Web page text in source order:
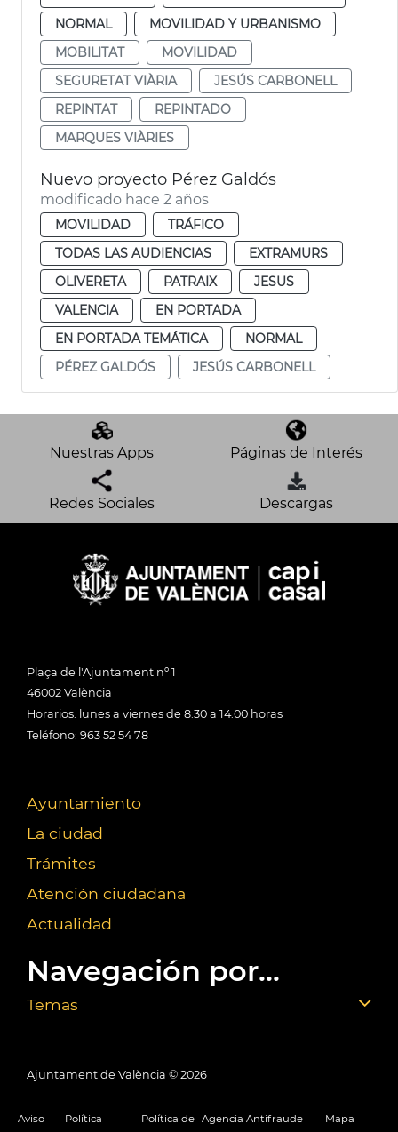
NORMAL
MOVILIDAD Y URBANISMO
MOBILITAT
MOVILIDAD
SEGURETAT VIÀRIA
JESÚS CARBONELL
REPINTAT
REPINTADO
MARQUES VIÀRIES
Nuevo proyecto Pérez Galdós
modificado hace 2 años
MOVILIDAD
TRÁFICO
TODAS LAS AUDIENCIAS
EXTRAMURS
OLIVERETA
PATRAIX
JESUS
VALENCIA
EN PORTADA
EN PORTADA TEMÁTICA
NORMAL
PÉREZ GALDÓS
JESÚS CARBONELL
Nuestras Apps Páginas de Interés
Redes Sociales Descargas
Plaça de l'Ajuntament nº 1
46002 València
Horarios: lunes a viernes de 8:30 a 14:00 horas
Teléfono: 963 52 54 78
Ayuntamiento
La ciudad
Trámites
Atención ciudadana
Actualidad
Navegación por...
Temas
Ajuntament de València © 2026
Aviso
Política
Política de Agencia Antifraude
Mapa